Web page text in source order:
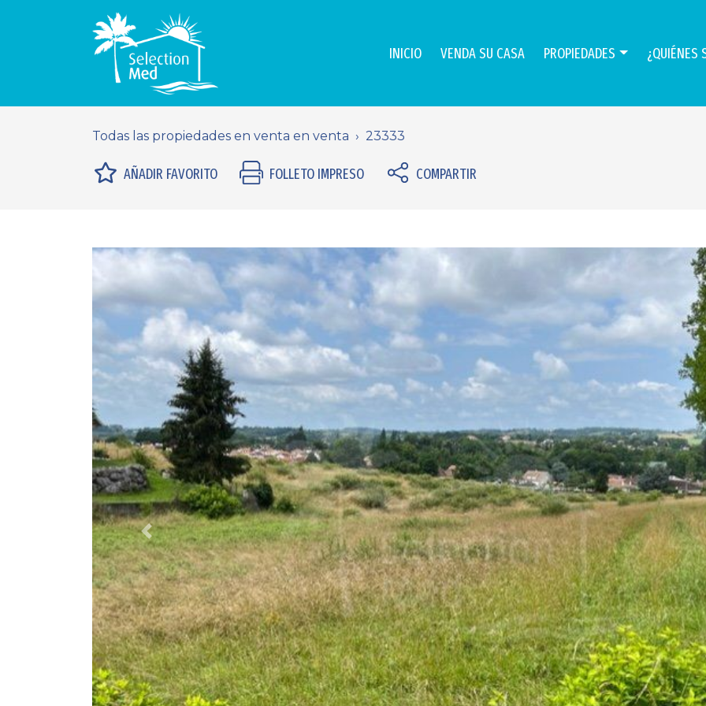
INICIO VENDA SU CASA PROPIEDADES ¿QUIÉNES
Todas las propiedades en venta en venta 23333
AÑADIR FAVORITO FOLLETO IMPRESO COMPARTIR
Previous